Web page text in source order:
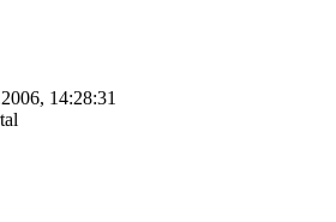
14:28:31